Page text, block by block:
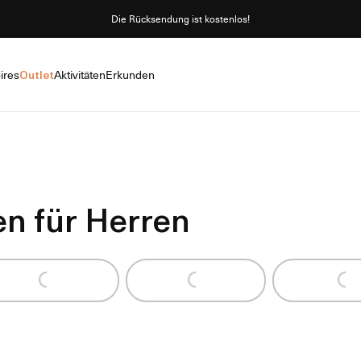
Die Rücksendung ist kostenlos!
OutletAktivitätenErkunden
für Herren
Loading... Loading...